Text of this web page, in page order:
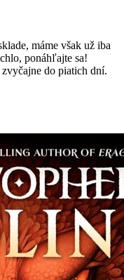
máme však už iba
ponáhľajte sa!
do piatich dní.